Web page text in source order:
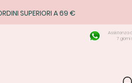
SUPERIORI A 69 €
Assistenza
7 giorni